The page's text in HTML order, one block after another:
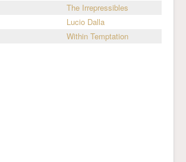
The Irrepressibles
Lucio Dalla
Within Temptation